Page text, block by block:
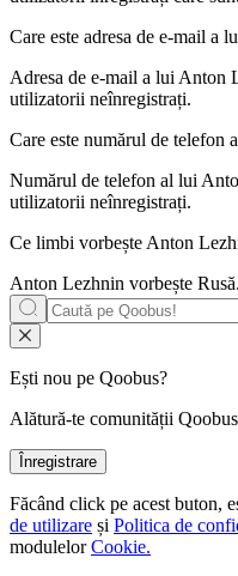
Care este adresa de e-mail a
Adresa de e-mail a lui Anton
utilizatorii neînregistrați.
Care este numărul de telefon
Numărul de telefon al lui
utilizatorii neînregistrați.
Ce limbi vorbeșteAnton
Anton Lezhnin vorbește Rusă.
Ești nou pe Qoobus?
Alătură-te comunității
Înregistrare
Făcând click pe acest buton,
de utilizare și Politica de
modulelor Cookie.